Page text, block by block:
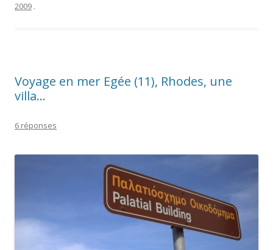
2009 .
Voyage en mer Egée (11), Rhodes, une
villa…
6 réponses